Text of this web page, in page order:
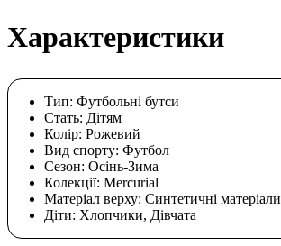
Характеристики
Тип: Футбольні бутси
Стать: Дітям
Колір: Рожевий
Вид спорту: Футбол
Сезон: Осінь-Зима
Колекції: Mercurial
Матеріал верху: Синтетичні матеріали
Діти: Хлопчики, Дівчата